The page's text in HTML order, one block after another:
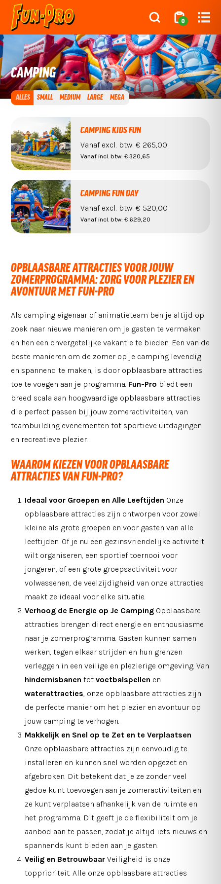
0
CAMPING
ALLES SMALL MEDIUM LARGE MEGA
CAMPING KIDS FUN
Vanaf excl. btw: € 265,00
Vanaf incl. btw: € 320,65
CAMPING FUN DAY
Vanaf excl. btw: € 520,00
Vanaf incl. btw: € 629,20
OPBLAASBARE ATTRACTIES VOOR JOUW
ZOMERPROGRAMMA: ZORG VOOR PLEZIER EN
AVONTUUR MET FUN-PRO
Als camping eigenaar of animatieteam ben je altijd op
zoek naar nieuwe manieren om je gasten te vermaken
en hen een onvergetelijke vakantie te bieden. Een van de
beste manieren om de zomer op je camping levendig
en spannend te maken, is door opblaasbare attracties
toe te voegen aan je programma. Fun-Pro biedt een
breed scala aan hoogwaardige opblaasbare attracties
die perfect passen bij jouw zomeractiviteiten, van
teambuilding evenementen tot sportieve uitdagingen
en recreatieve plezier.
WAAROM KIEZEN VOOR OPBLAASBARE
ATTRACTIES VAN FUN-PRO?
Ideaal voor Groepen en Alle Leeftijden Onze
opblaasbare attracties zijn ontworpen voor zowel
kleine als grote groepen en voor gasten van alle
leeftijden. Of je nu een gezinsvriendelijke activiteit
wilt organiseren, een sportief toernooi voor
jongeren, of een grote groepsactiviteit voor
volwassenen, de veelzijdigheid van onze attracties
maakt ze ideaal voor elke situatie.
Verhoog de Energie op Je Camping Opblaasbare
attracties brengen direct energie en enthousiasme
naar je zomerprogramma. Gasten kunnen samen
werken, tegen elkaar strijden en hun grenzen
verleggen in een veilige en plezierige omgeving. Van
hindernisbanen totvoetbalspellen en
waterattracties, onze opblaasbare attracties zijn
de perfecte manier om het plezier en avontuur op
jouw camping te verhogen.
Makkelijk en Snel op te Zet en te Verplaatsen
Onze opblaasbare attracties zijn eenvoudig te
installeren en kunnen snel worden opgezet en
afgebroken. Dit betekent dat je ze zonder veel
gedoe kunt toevoegen aan je zomeractiviteiten en
ze kunt verplaatsen afhankelijk van de ruimte en
het programma. Dit geeft je de flexibiliteit om je
aanbod aan te passen, zodat je altijd iets nieuws en
spannends kunt bieden aan je gasten.
Veilig en Betrouwbaar Veiligheid is onze
topprioriteit. Alle onze opblaasbare attracties